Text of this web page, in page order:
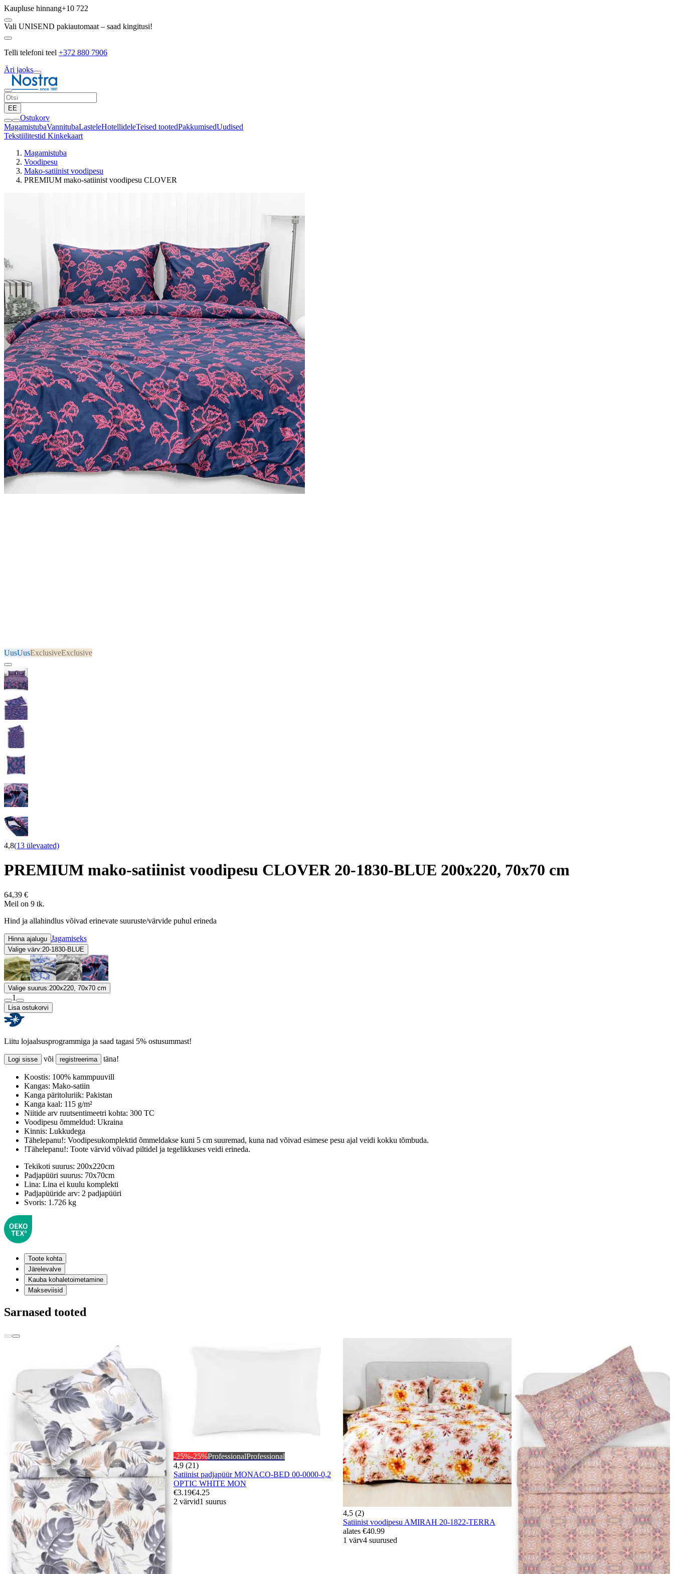
Kaupluse hinnang+10 722
Vali UNISEND pakiautomaat – saad kingitusi!
Telli telefoni teel +372 880 7906
Äri jaoks
EE
Ostukorv
MagamistubaVannitubaLasteleHotellideleTeised tootedPakkumisedUudised
Tekstiilitestid Kinkekaart
Magamistuba
Voodipesu
Mako-satiinist voodipesu
PREMIUM mako-satiinist voodipesu CLOVER
UusUusExclusiveExclusive
4,8(13 ülevaated)
PREMIUM mako-satiinist voodipesu CLOVER 20-1830-BLUE 200x220, 70x70 cm
64,39 €
Meil on 9 tk.
Hind ja allahindlus võivad erinevate suuruste/värvide puhul erineda
Hinna ajalugu Jagamiseks
Valige värv:20-1830-BLUE
Valige suurus:200x220, 70x70 cm
1
Lisa ostukorvi
Liitu lojaalsusprogrammiga ja saad tagasi 5% ostusummast!
Logi sisse või registreerima täna!
Koostis: 100% kammpuuvill
Kangas: Mako-satiin
Kanga päritoluriik: Pakistan
Kanga kaal: 115 g/m²
Niitide arv ruutsentimeetri kohta: 300 TC
Voodipesu õmmeldud: Ukraina
Kinnis: Lukkudega
Tähelepanu!: Voodipesukomplektid õmmeldakse kuni 5 cm suuremad, kuna nad võivad esimese pesu ajal veidi kokku tõmbuda.
!Tähelepanu!: Toote värvid võivad piltidel ja tegelikkuses veidi erineda.
Tekikoti suurus: 200x220cm
Padjapüüri suurus: 70x70cm
Lina: Lina ei kuulu komplekti
Padjapüüride arv: 2 padjapüüri
Svoris: 1.726 kg
Toote kohta
Järelevalve
Kauba kohaletoimetamine
Makseviisid
Sarnased tooted
-25%-25%ProfessionalProfessional
4,9 (21)
Satiinist padjapüür MONACO-BED 00-0000-0,2
OPTIC WHITE MON
€3.19€4.25
2 värvid1 suurus
4,5 (2)
Satiinist voodipesu AMIRAH 20-1822-TERRA
alates €40.99
1 värv4 suurused